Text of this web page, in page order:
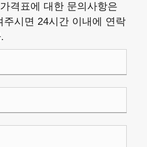
격표에 대한 문의사항은
주시면 24시간 이내에 연락